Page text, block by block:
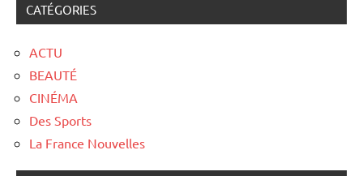
CATÉGORIES
ACTU
BEAUTÉ
CINÉMA
Des Sports
La France Nouvelles